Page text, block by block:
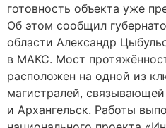
готовность объекта уже
Об этом сообщил
области Александр
в МАКС. Мост
расположен на одной из
магистралей,
и Архангельск. Работы